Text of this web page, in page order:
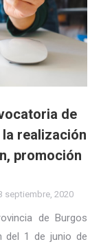
de
la realización
promoción
septiembre, 2020
de Burgos
del 1 de junio de